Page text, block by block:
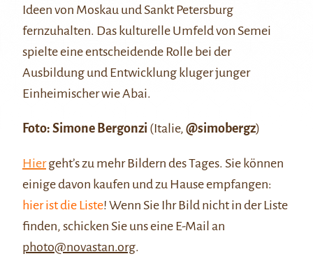
Ideen von Moskau und Sankt Petersburg
fernzuhalten. Das kulturelle Umfeld von Semei
spielte eine entscheidende Rolle bei der
Ausbildung und Entwicklung kluger junger
Einheimischer wie Abai.
Foto: Simone Bergonzi (Italie, @simobergz)
Hiergeht’s zu mehr Bildern des Tages. Sie können
einige davon kaufen und zu Hause empfangen:
hier ist die Liste! Wenn Sie Ihr Bild nicht in der Liste
finden, schicken Sie uns eine E-Mail an
photo@novastan.org.